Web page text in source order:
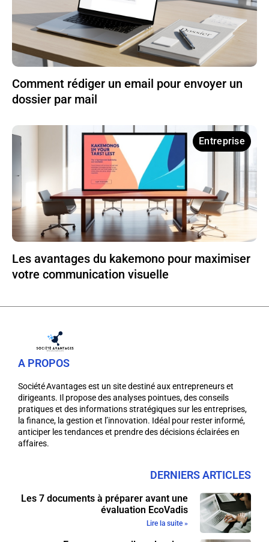
Comment rédiger un email pour envoyer un
dossier par mail
Entreprise
Les avantages du kakemono pour maximiser
votre communication visuelle
A PROPOS
Société Avantages est un site destiné aux entrepreneurs et
dirigeants. Il propose des analyses pointues, des conseils
pratiques et des informations stratégiques sur les entreprises,
la finance, la gestion et l’innovation. Idéal pour rester informé,
anticiper les tendances et prendre des décisions éclairées en
affaires.
DERNIERS ARTICLES
Les 7 documents à préparer avant une
évaluation EcoVadis
Lire la suite »